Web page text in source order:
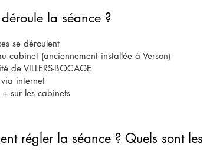
la séance ?
se déroulent
cabinet (anciennement installée à Verson)
de VILLERS-BOCAGE
internet
+ sur les cabinets
régler la séance ? Quels sont